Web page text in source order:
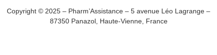
Copyright © 2025 – Pharm’Assistance – 5 avenue Léo Lagrange –
87350 Panazol, Haute-Vienne, France